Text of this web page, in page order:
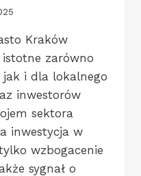
Kraków
zarówno
i dla lokalnego
inwestorów
sektora
inwestycja w
wzbogacenie
sygnał o